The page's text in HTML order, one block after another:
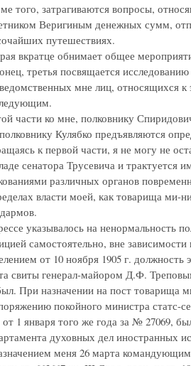
того, затрагиваются вопросы,
Веригиным денежных сумм,
путешествиях.
вкратце обнимает общее
третья посвящается
мне лиц, относящихся
части ко мне, полковнику
Кулябко предъявляются
к первой части, я не могу не
сенатора Трусевича и трактуется
различных органов
власти моей, как товарища ми-
указывалось на ненормальность
самостоятельно, вне
от 10 ноября 1905 г. должность
свиты генерал-майором Д.Ф.
При назначении на пост товарища
покойного министра статс-
1 января того же года за № 27069,
духовных дел иностранных
меня 26 марта